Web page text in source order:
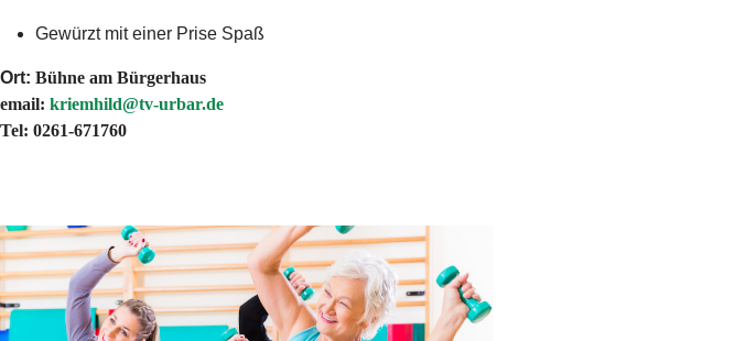
Gewürzt mit einer Prise Spaß
Ort: Bühne am Bürgerhaus
email: kriemhild@tv-urbar.de
Tel: 0261-671760